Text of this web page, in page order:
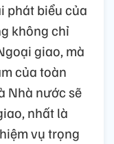
phát biểu của
không chỉ
giao, mà
của toàn
Nhà nước sẽ
nhất là
vụ trọng